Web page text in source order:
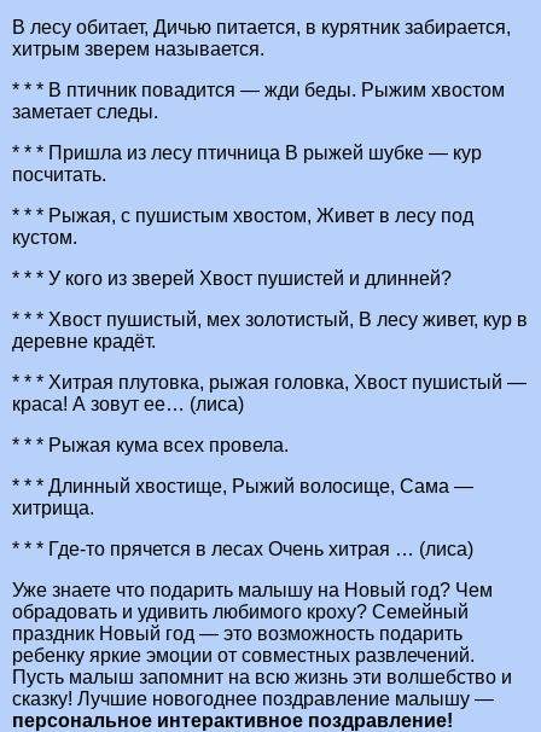
В лесу обитает, Дичью питается, в курятник забирается,
хитрым зверем называется.
* * * В птичник повадится — жди беды. Рыжим хвостом
заметает следы.
* * * Пришла из лесу птичница В рыжей шубке — кур
посчитать.
* * * Рыжая, с пушистым хвостом, Живет в лесу под
кустом.
* * * У кого из зверей Хвост пушистей и длинней?
* * * Хвост пушистый, мех золотистый, В лесу живет, кур в
деревне крадёт.
* * * Хитрая плутовка, рыжая головка, Хвост пушистый —
краса! А зовут ее… (лиса)
* * * Рыжая кума всех провела.
* * * Длинный хвостище, Рыжий волосище, Сама —
хитрища.
* * * Где-то прячется в лесах Очень хитрая … (лиса)
Уже знаете что подарить малышу на Новый год? Чем
обрадовать и удивить любимого кроху? Семейный
праздник Новый год — это возможность подарить
ребенку яркие эмоции от совместных развлечений.
Пусть малыш запомнит на всю жизнь эти волшебство и
сказку! Лучшие новогоднее поздравление малышу —
персональное интерактивное поздравление!